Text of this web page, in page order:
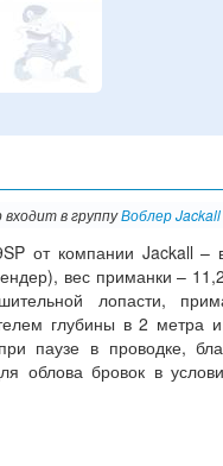
входит в группуВоблер
от компании Jackall –
вес приманки –
лопасти,
глубины в 2 метра
паузе в проводке,
облова бровок в